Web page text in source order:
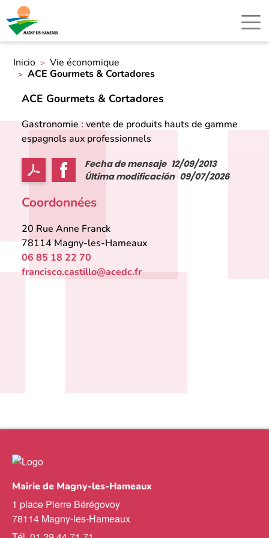
Inicio
Vie économique
ACE Gourmets & Cortadores
ACE Gourmets & Cortadores
Gastronomie : vente de produits hauts de gamme
espagnols aux professionnels
Fecha de mensaje 12/09/2013
Última modificación 09/07/2026
Coordonnées
20 Rue Anne Franck
78114 Magny-les-Hameaux
06 85 18 22 70
francisco.castillo@acedc.fr
Mairie de Magny-les-Hameaux
1 place Pierre Bérégovoy
78114 Magny-les-Hameaux